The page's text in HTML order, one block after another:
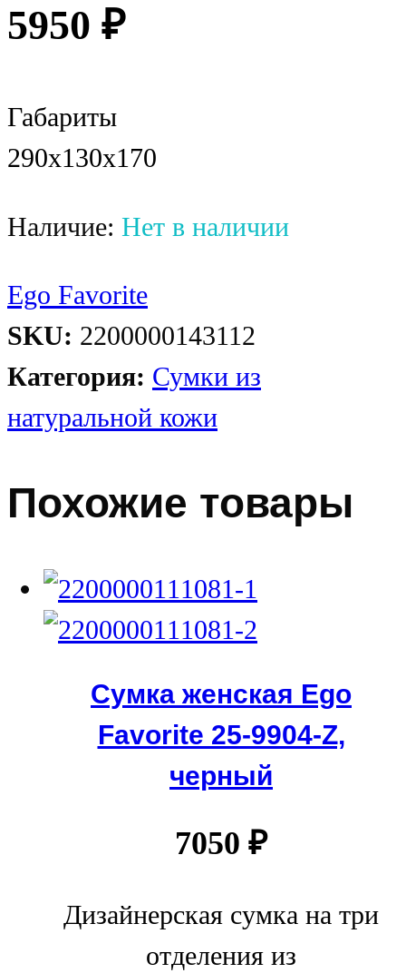
5950 ₽
Габариты
290x130x170
Наличие: Нет в наличии
Ego Favorite
SKU: 2200000143112
Категория: Сумки из
натуральной кожи
Похожие товары
Сумка женская Ego
Favorite 25-9904-Z,
черный
7050 ₽
Дизайнерская сумка на три
отделения из